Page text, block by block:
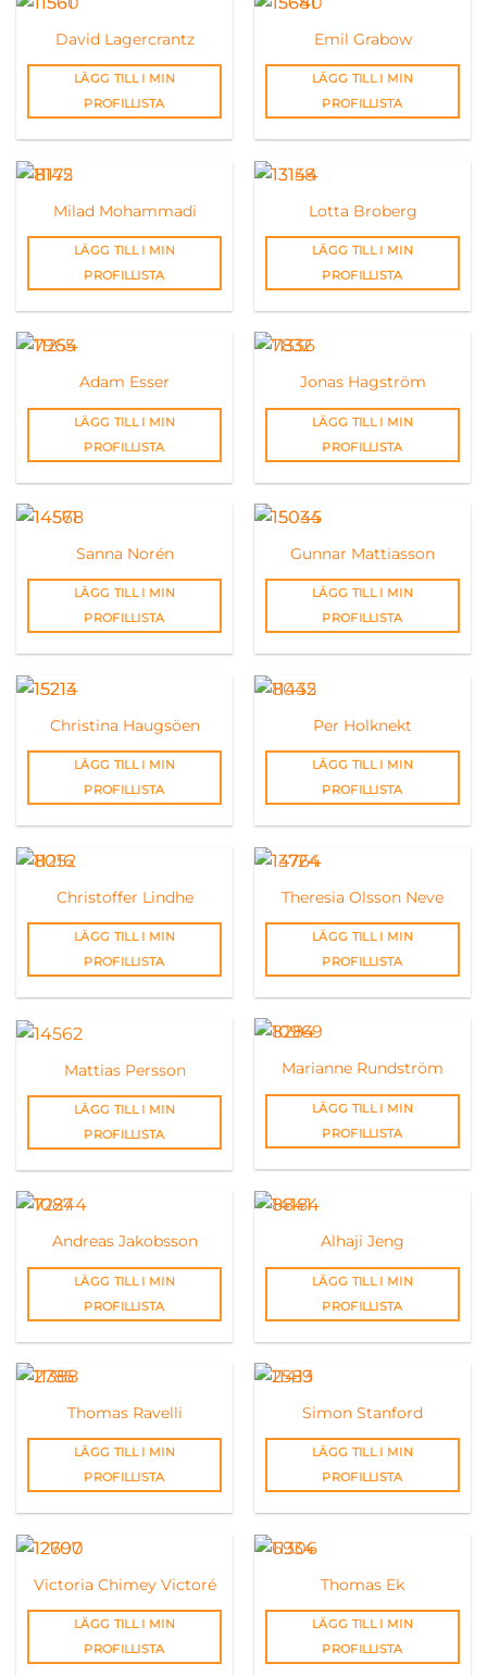
David Lagercrantz
LÄGG TILL I MIN
PROFILLISTA
Emil Grabow
LÄGG TILL I MIN
PROFILLISTA
Milad Mohammadi
LÄGG TILL I MIN
PROFILLISTA
Lotta Broberg
LÄGG TILL I MIN
PROFILLISTA
Adam Esser
LÄGG TILL I MIN
PROFILLISTA
Jonas Hagström
LÄGG TILL I MIN
PROFILLISTA
Sanna Norén
LÄGG TILL I MIN
PROFILLISTA
Gunnar Mattiasson
LÄGG TILL I MIN
PROFILLISTA
Christina Haugsöen
LÄGG TILL I MIN
PROFILLISTA
Per Holknekt
LÄGG TILL I MIN
PROFILLISTA
Christoffer Lindhe
LÄGG TILL I MIN
PROFILLISTA
Theresia Olsson Neve
LÄGG TILL I MIN
PROFILLISTA
Mattias Persson
LÄGG TILL I MIN
PROFILLISTA
Marianne Rundström
LÄGG TILL I MIN
PROFILLISTA
Andreas Jakobsson
LÄGG TILL I MIN
PROFILLISTA
Alhaji Jeng
LÄGG TILL I MIN
PROFILLISTA
Thomas Ravelli
LÄGG TILL I MIN
PROFILLISTA
Simon Stanford
LÄGG TILL I MIN
PROFILLISTA
Victoria Chimey Victoré
LÄGG TILL I MIN
PROFILLISTA
Thomas Ek
LÄGG TILL I MIN
PROFILLISTA